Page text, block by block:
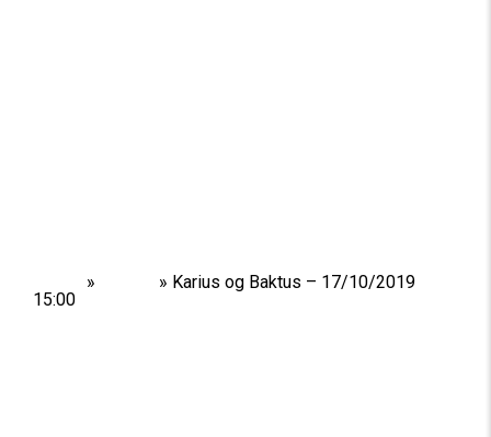
» » Karius og Baktus – 17/10/2019
15:00